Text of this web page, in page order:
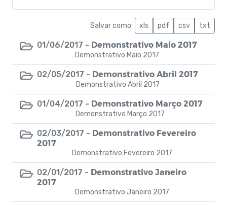
Planos de Carreira
Conselhos Municipais
Convênios Municipal
Páginas complementares
Gerenciamento de Frota de Veículos e
Máquinas
Editais de Licitação - Nova Lei de Licitações
Campanhas
Contratos - (Covid 19)
Salvar como: xls pdf csv txt
01/06/2017 - Demonstrativo Maio 2017
Demonstrativo Maio 2017
02/05/2017 - Demonstrativo Abril 2017
Demonstrativo Abril 2017
01/04/2017 - Demonstrativo Março 2017
Demonstrativo Março 2017
02/03/2017 - Demonstrativo Fevereiro
2017
Demonstrativo Fevereiro 2017
02/01/2017 - Demonstrativo Janeiro
2017
Demonstrativo Janeiro 2017